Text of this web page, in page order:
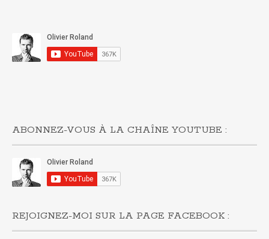
ABONNEZ-VOUS À LA CHAÎNE YOUTUBE :
REJOIGNEZ-MOI SUR LA PAGE FACEBOOK :